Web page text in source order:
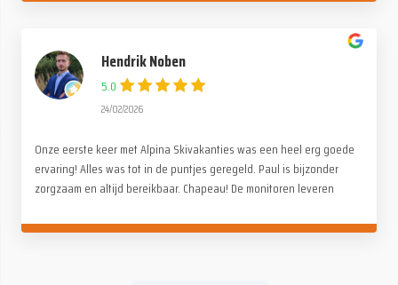
Hendrik Noben
5.0
24/02/2026
Onze eerste keer met Alpina Skivakanties was een heel erg goede
ervaring! Alles was tot in de puntjes geregeld. Paul is bijzonder
zorgzaam en altijd bereikbaar. Chapeau! De monitoren leveren
naast de piste (avondactiviteiten). Geen kopzorgen, alleen maar